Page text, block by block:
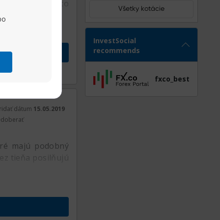
avšak túto
dátum 15.05.2019
majú podobný
tieňa posilňujú
Všetky kotácie
InvestSocial
recommends
fxco_best